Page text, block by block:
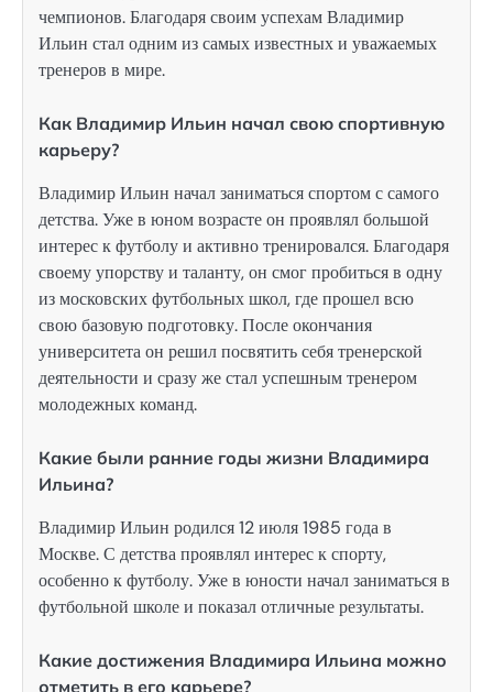
чемпионов. Благодаря своим успехам Владимир
Ильин стал одним из самых известных и уважаемых
тренеров в мире.
Как Владимир Ильин начал свою спортивную
карьеру?
Владимир Ильин начал заниматься спортом с самого
детства. Уже в юном возрасте он проявлял большой
интерес к футболу и активно тренировался. Благодаря
своему упорству и таланту, он смог пробиться в одну
из московских футбольных школ, где прошел всю
свою базовую подготовку. После окончания
университета он решил посвятить себя тренерской
деятельности и сразу же стал успешным тренером
молодежных команд.
Какие были ранние годы жизни Владимира
Ильина?
Владимир Ильин родился 12 июля 1985 года в
Москве. С детства проявлял интерес к спорту,
особенно к футболу. Уже в юности начал заниматься в
футбольной школе и показал отличные результаты.
Какие достижения Владимира Ильина можно
отметить в его карьере?